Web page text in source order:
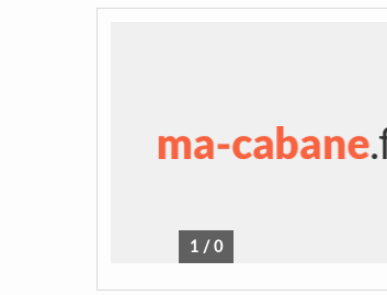
1 /0